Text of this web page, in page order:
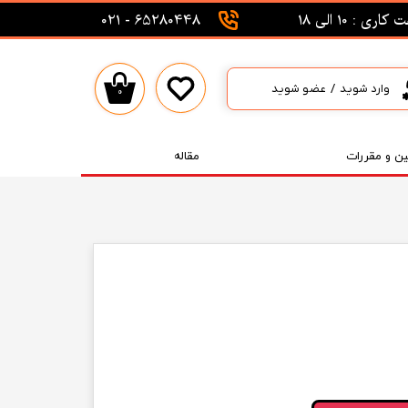
و مقررات مقاله
: 10 الی 18 65280448 - 021
۰ وارد شوید / عضو شوید
حساب کاربری من
تغییر گذر واژه